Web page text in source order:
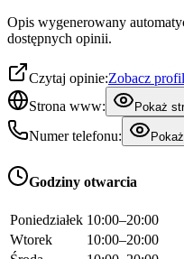
Opis wygenerowany
dostępnych opinii.
Czytaj opinie:Zobacz profil
Strona www:
Pokaż
Numer telefonu:
Godziny otwarcia
Poniedziałek 10:00–20:00
Wtorek
10:00–20:00